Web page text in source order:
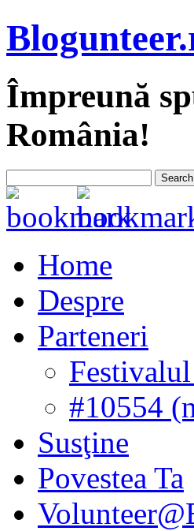
Împreună
România!
Home
Despre
Parteneri
#10554
Susţine
Povestea Ta